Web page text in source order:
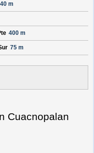
m
400 m
75 m
Cuacnopalan